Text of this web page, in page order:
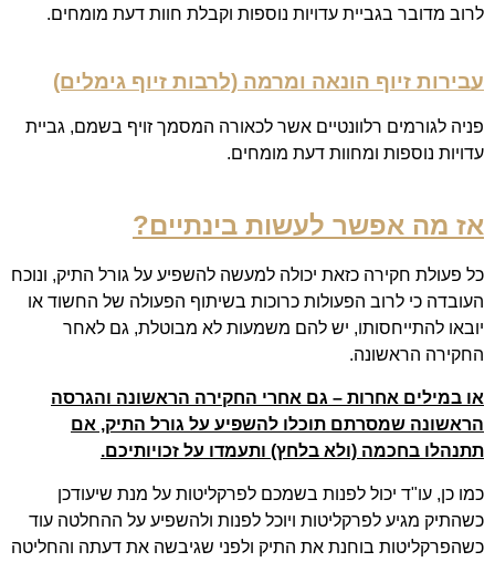
לרוב מדובר בגביית עדויות נוספות וקבלת חוות דעת מומחים.
עבירות זיוף הונאה ומרמה (לרבות זיוף גימלים)
פניה לגורמים רלוונטיים אשר לכאורה המסמך זויף בשמם, גביית
עדויות נוספות ומחוות דעת מומחים.
אז מה אפשר לעשות בינתיים?
כל פעולת חקירה כזאת יכולה למעשה להשפיע על גורל התיק, ונוכח
העובדה כי לרוב הפעולות כרוכות בשיתוף הפעולה של החשוד או
יובאו להתייחסותו, יש להם משמעות לא מבוטלת, גם לאחר
החקירה הראשונה.
או במילים אחרות – גם אחרי החקירה הראשונה והגרסה
הראשונה שמסרתם תוכלו להשפיע על גורל התיק, אם
תתנהלו בחכמה (ולא בלחץ) ותעמדו על זכויותיכם.
כמו כן, עו"ד יכול לפנות בשמכם לפרקליטות על מנת שיעודכן
כשהתיק מגיע לפרקליטות ויוכל לפנות ולהשפיע על ההחלטה עוד
כשהפרקליטות בוחנת את התיק ולפני שגיבשה את דעתה והחליטה